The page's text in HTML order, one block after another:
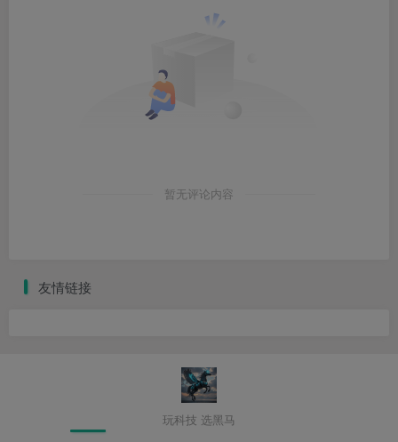
暂无评论内容
友情链接
玩科技 选黑马